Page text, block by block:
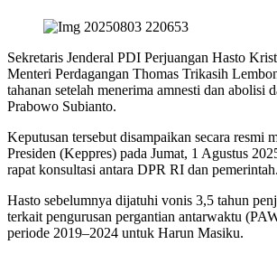
Sekretaris Jenderal PDI Perjuangan Hasto
Menteri Perdagangan Thomas Trikasih
tahanan setelah menerima amnesti dan abolisi
Prabowo Subianto.
Keputusan tersebut disampaikan secara resmi
Presiden (Keppres) pada Jumat, 1 Agustus
rapat konsultasi antara DPR RI dan pemerintah.
Hasto sebelumnya dijatuhi vonis 3,5 tahun
terkait pengurusan pergantian antarwaktu
periode 2019–2024 untuk Harun Masiku.